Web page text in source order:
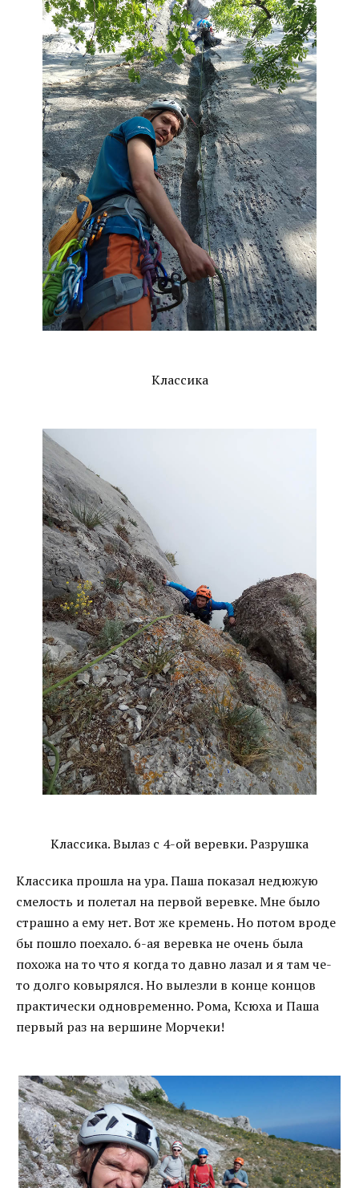
Классика
Классика. Вылаз с 4-ой веревки. Разрушка
Классика прошла на ура. Паша показал недюжую
смелость и полетал на первой веревке. Мне было
страшно а ему нет. Вот же кремень. Но потом вроде
бы пошло поехало. 6-ая веревка не очень была
похожа на то что я когда то давно лазал и я там че-
то долго ковырялся. Но вылезли в конце концов
практически одновременно. Рома, Ксюха и Паша
первый раз на вершине Морчеки!